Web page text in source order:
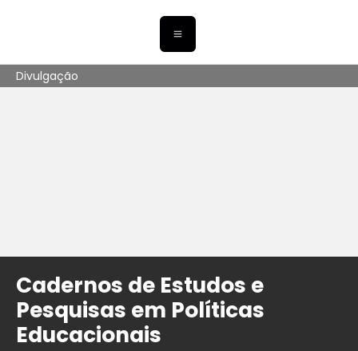
Divulgação
Cadernos de Estudos e
Pesquisas em Políticas
Educacionais